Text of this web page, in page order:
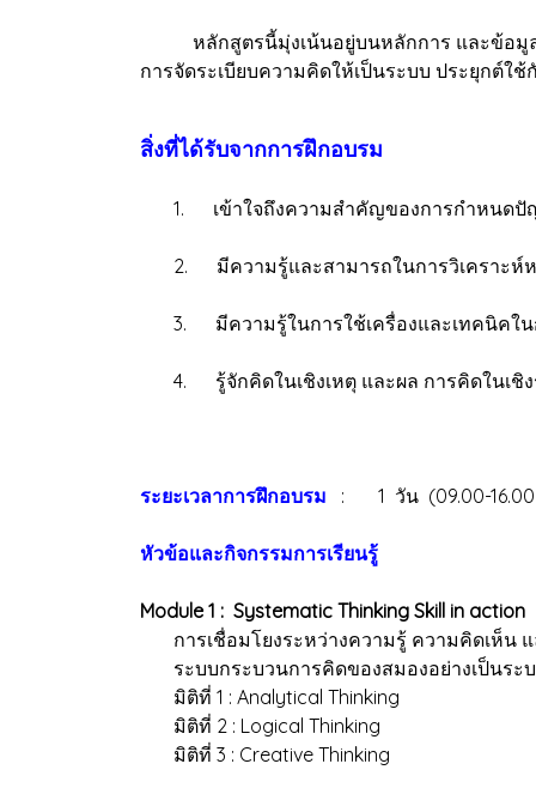
หลักสูตรนี้มุ่งเน้นอยู่บนหลักการ และข้อมูล
การจัดระเบียบความคิดให้เป็นระบบ ประยุกต์
สิ่งที่ได้รับจากการฝึกอบรม
1. เข้าใจถึงความสำคัญของการกำหนดปัญ
2. มีความรู้และสามารถในการวิเคราะห์หา
3. มีความรู้ในการใช้เครื่องและเทคนิคในก
4. รู้จักคิดในเชิงเหตุ และผล การคิดในเชิง
ระยะเวลาการฝึกอบรม : 1 วัน (09.00-
หัวข้อและกิจกรรมการเรียนรู้
Module 1 : Systematic Thinking Skill in action
การเชื่อมโยงระหว่างความรู้ ความคิดเห็น แ
ระบบกระบวนการคิดของสมองอย่างเป็นระ
มิติที่ 1 : Analytical Thinking
มิติที่ 2 : Logical Thinking
มิติที่ 3 : Creative Thinking